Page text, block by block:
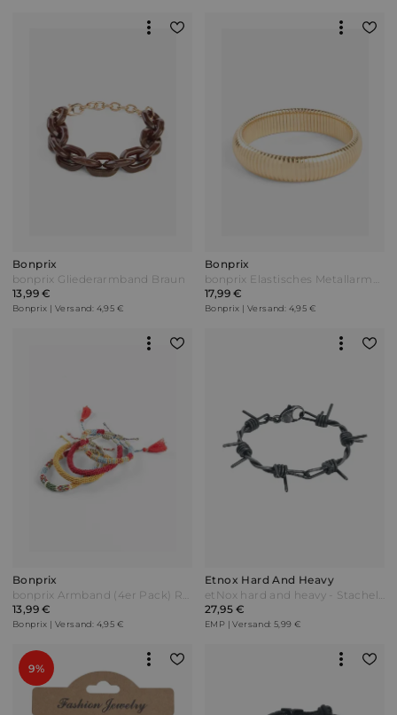
Bonprix
bonprix Gliederarmband Braun
13,99 €
Bonprix | Versand: 4,95 €
Bonprix
bonprix Elastisches Metallarmband Gold
17,99 €
Bonprix | Versand: 4,95 €
Bonprix
bonprix Armband (4er Pack) Rot
13,99 €
Bonprix | Versand: 4,95 €
Etnox Hard And Heavy
etNox hard and heavy - Stacheldraht - Armband - silberfarben
27,95 €
EMP | Versand: 5,99 €
9%